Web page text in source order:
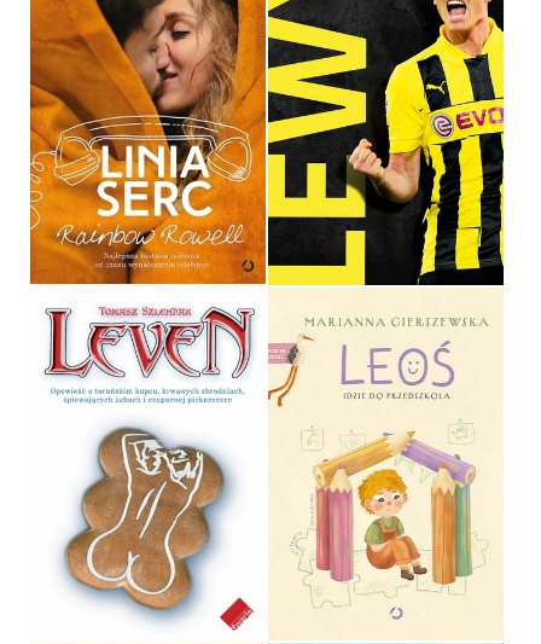
LINIA SERC
RAINBOW ROWELL
OPRAWA MIĘKKA
34,90 ZŁ
LEWY
NATALIA DOLEGŁO
OPRAWA MIĘKKA
24,90 ZŁ
LEVEN
TOMASZ SZLENDAK
OPRAWA MIĘKKA
32,00 ZŁ
LEOŚ IDZIE DO
PRZEDSZKOLA
MARIANNA GIERSZEWSKA
OPRAWA TWARDA
49,99 ZŁ